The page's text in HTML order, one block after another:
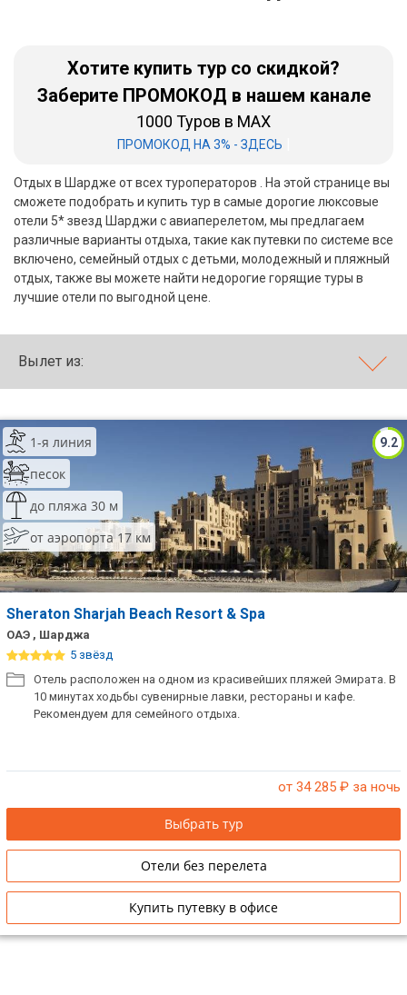
Хотите купить тур со скидкой?
Заберите ПРОМОКОД в нашем канале
1000 Туров в MAX
ПРОМОКОД НА 3% - ЗДЕСЬ
Отдых в Шардже от всех туроператоров . На этой странице вы
сможете подобрать и купить тур в самые дорогие люксовые
отели 5* звезд Шарджи с авиаперелетом, мы предлагаем
различные варианты отдыха, такие как путевки по системе все
включено, семейный отдых с детьми, молодежный и пляжный
отдых, также вы можете найти недорогие горящие туры в
лучшие отели по выгодной цене.
Вылет из:
9.2
1-я линия
песок
до пляжа 30 м
от аэропорта 17 км
Sheraton Sharjah Beach Resort & Spa
ОАЭ , Шарджа
5 звёзд
Отель расположен на одном из красивейших пляжей Эмирата. В
10 минутах ходьбы сувенирные лавки, рестораны и кафе.
Рекомендуем для семейного отдыха.
от 34 285 ₽ за ночь
Выбрать тур
Отели без перелета
Купить путевку в офисе
Вьетнам
Хайнань
Южный Гоа
Занзибар
Большой Сочи
Экскурсионные туры
ТОП 10 лучших отелей 5*
ТОП 10 недорогих отелей
5*
Лучшие отели 4* звезды
Недорогие отели 4*
звезды
Лучшие отели 3* звезды
звезды
Сетевые отели Турции
Сетевые отели Таиланда
Сетевые отели Вьетнама